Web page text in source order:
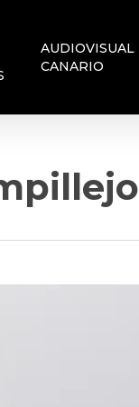
AUDIOVISUAL
CANARIO